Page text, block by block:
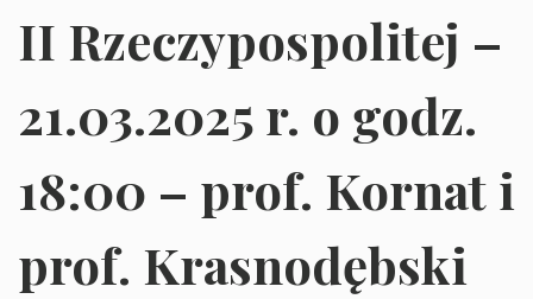
II Rzeczypospolitej –
21.03.2025 r. o godz.
18:00 – prof. Kornat i
prof. Krasnodębski